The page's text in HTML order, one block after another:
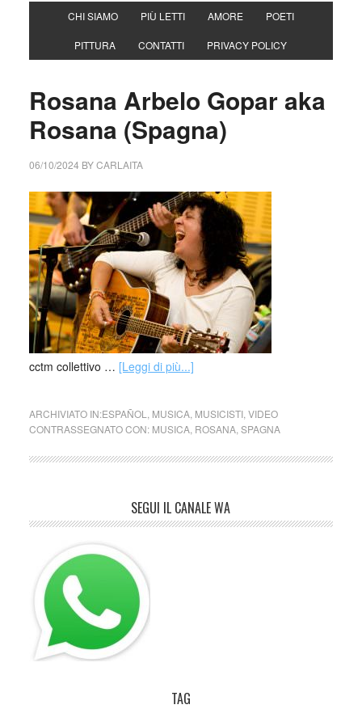
CHI SIAMO PIÙ LETTI AMORE POETI
PITTURA CONTATTI PRIVACY POLICY
Rosana Arbelo Gopar aka
Rosana (Spagna)
06/10/2024 BYCARLAITA
cctm collettivo … [Leggi di più...]
ARCHIVIATO IN:ESPAÑOL MUSICA, MUSICISTI, VIDEO
CONTRASSEGNATO CON: MUSICA, ROSANA, SPAGNA
SEGUI IL CANALE WA
TAG